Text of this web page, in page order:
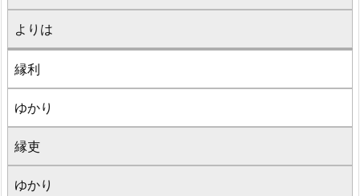
よりは
縁利
ゆかり
縁吏
ゆかり